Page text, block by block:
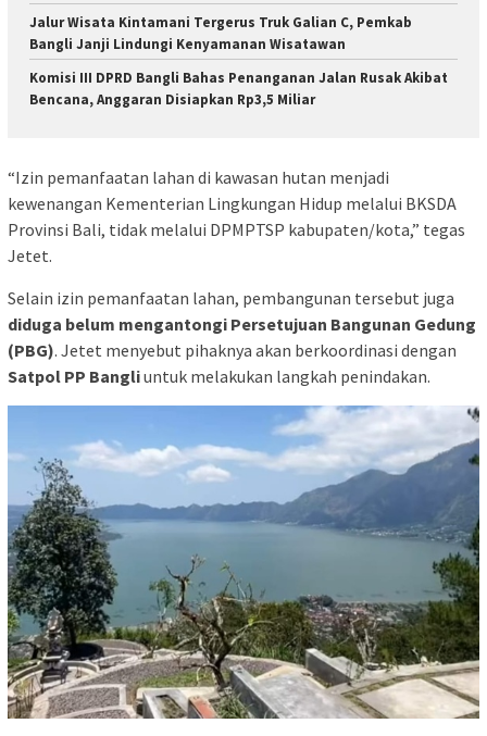
Jalur Wisata Kintamani Tergerus Truk Galian C, Pemkab
Bangli Janji Lindungi Kenyamanan Wisatawan
Komisi III DPRD Bangli Bahas Penanganan Jalan Rusak Akibat
Bencana, Anggaran Disiapkan Rp3,5 Miliar
“Izin pemanfaatan lahan di kawasan hutan menjadi
kewenangan Kementerian Lingkungan Hidup melalui BKSDA
Provinsi Bali, tidak melalui DPMPTSP kabupaten/kota,” tegas
Jetet.
Selain izin pemanfaatan lahan, pembangunan tersebut juga
diduga belum mengantongi Persetujuan Bangunan Gedung
(PBG). Jetet menyebut pihaknya akan berkoordinasi dengan
Satpol PP Bangliuntuk melakukan langkah penindakan.